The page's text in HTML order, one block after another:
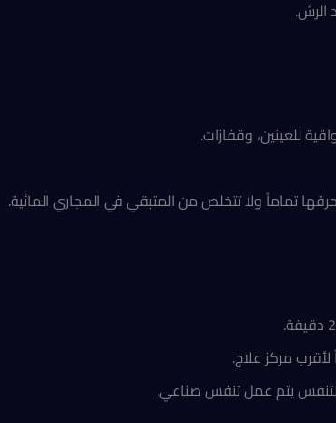
للعينين، وقفازات.
تماماً ولا تتخلص من المتبقي في المجاري المائية.
مركز علاج.
يتم عمل تنفس صناعي.